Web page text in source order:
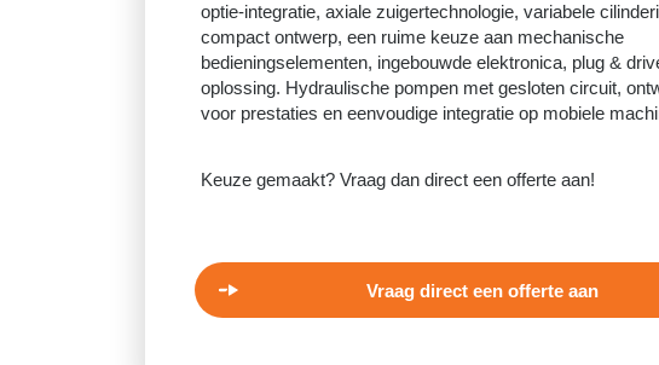
optie-integratie, axiale zuigertechnologie, variabele
compact ontwerp, een ruime keuze aan mechanische
bedieningselementen, ingebouwde elektronica, plug &
oplossing. Hydraulische pompen met gesloten circuit,
voor prestaties en eenvoudige integratie op mobiele
Keuze gemaakt? Vraag dan direct een offerte aan!
Vraag direct een offerte aan